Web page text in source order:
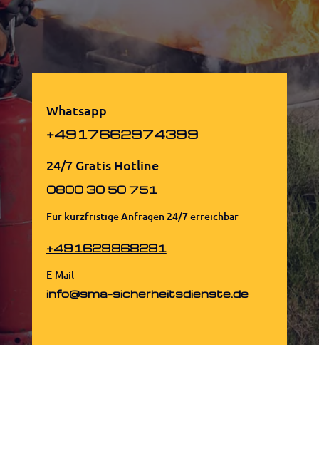
Whatsapp
+4917662974399
24/7 Gratis Hotline
0800 30 50 751
Für kurzfristige Anfragen 24/7 erreichbar
+491629868281
E-Mail
info@sma-sicherheitsdienste.de